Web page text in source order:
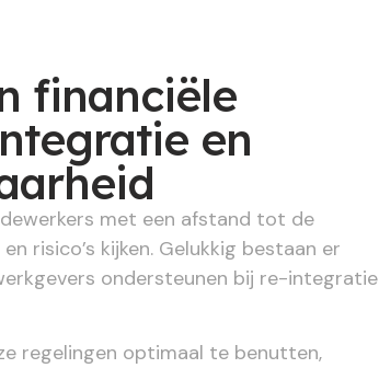
financiële
en
met een afstand tot de
risico’s kijken. Gelukkig bestaan er
ondersteunen bij re-integratie
regelingen optimaal te benutten,